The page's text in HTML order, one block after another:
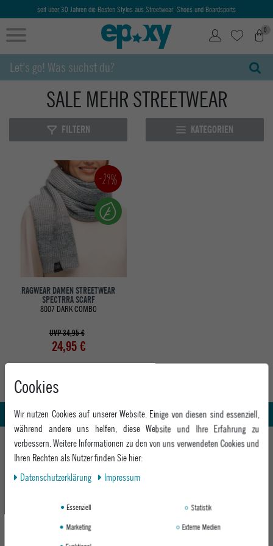
seit über 30 Jahren die Besten Styles aus Streetwear, Shoes und Boardsports
0
SALE MEHR STREETWEAR
FILTERN KATEGORIEN
-29%
RAGWEAR DAMEN STREETWEAR
SPECTRRA SCARF
8007 DARK COMBO
UVP 34,95 €
24,95 €
Whatsapp Support
HILFE UND BERATUNG
Beratung
Zahlung & Versand
INFO & KONTAKT
Montag - Freitag: 8:00 - 18:00
We Care - Wiederverwendete Verpackungen
Cookies
Wir nutzen Cookies auf unserer Website. Einige von diesen sind essenziell,
während andere uns helfen, diese Website und Ihre Erfahrung zu
verbessern. Weitere Informationen zu den von uns verwendeten Cookies und
Ihren Rechten als Nutzer finden Sie hier:
Daten­schutz­erklärung
Impressum
Essenziell
Statistik
Marketing
Externe Medien